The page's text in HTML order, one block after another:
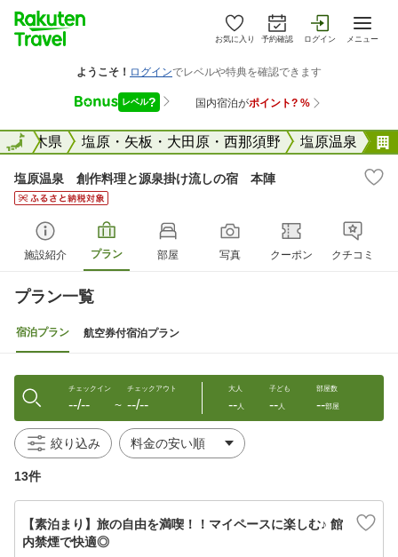
お気に入り 予約確認 ログイン メニュー
全国栃木県 塩原・矢板・大田原・西那須野 塩原温泉
全国
塩原温泉 創作料理と源泉掛け流しの宿 本陣
施設紹介 プラン 部屋 写真 クーポン クチコミ
プラン一覧
宿泊プラン 航空券付宿泊プラン
チェックイン
--/-- 〜
チェックアウト
--/--
大人
--人
子ども
--人
部屋数
--部屋
絞り込み
13件
【素泊まり】旅の自由を満喫！！マイペースに楽しむ♪ 館
内禁煙で快適◎